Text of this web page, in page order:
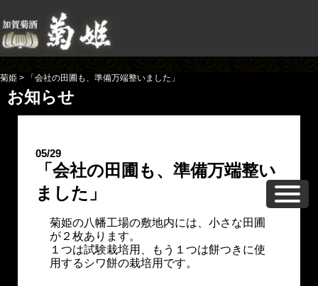
菊姫 > 「会社の田圃も、準備万端整いました」
お知らせ
05/29
「会社の田圃も、準備万端整い
ました」
菊姫の八幡工場の敷地内には、小さな田圃
が２枚あります。
１つは試験栽培用、もう１つは餅つきに使
用するシワ餅の栽培用です。